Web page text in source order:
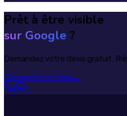
Prêt à être visible
sur Google ?
Demandez votre devis gratuit.
Demander un devis→